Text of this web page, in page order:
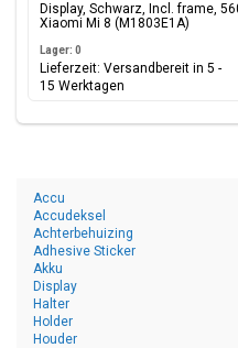
Display, Schwarz, Incl. frame,
Xiaomi Mi 8 (M1803E1A)
Lager: 0
Lieferzeit: Versandbereit in 5 -
15 Werktagen
Accu
Accudeksel
Achterbehuizing
Adhesive Sticker
Akku
Display
Halter
Holder
Houder